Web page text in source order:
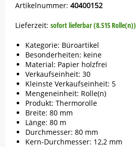
Artikelnummer: 40400152
Lieferzeit: sofort lieferbar (8.515 Rolle(n))
Kategorie: Büroartikel
Besonderheiten: keine
Material: Papier holzfrei
Verkaufseinheit: 30
Kleinste Verkaufseinheit: 5
Mengeneinheit: Rolle(n)
Produkt: Thermorolle
Breite: 80 mm
Länge: 80 m
Durchmesser: 80 mm
Kern-Durchmesser: 12,2 mm